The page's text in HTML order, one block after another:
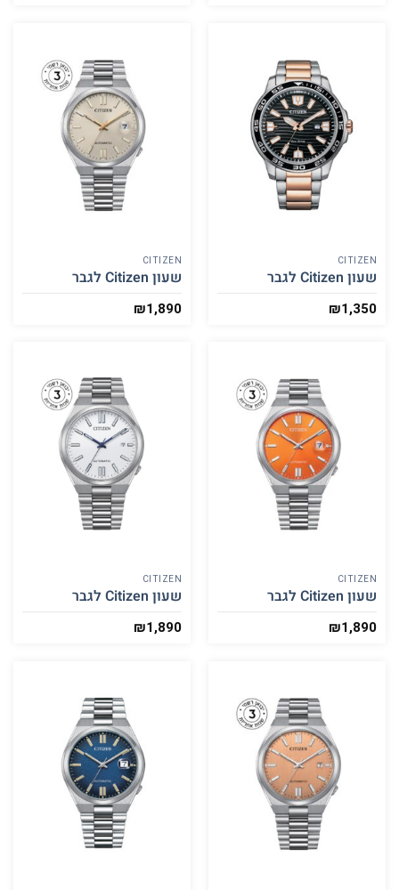
CITIZEN
שעון Citizen לגבר
₪1,350
CITIZEN
שעון Citizen לגבר
₪1,890
CITIZEN
שעון Citizen לגבר
₪1,890
CITIZEN
שעון Citizen לגבר
₪1,890